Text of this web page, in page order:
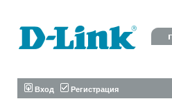
Вход Регистрация